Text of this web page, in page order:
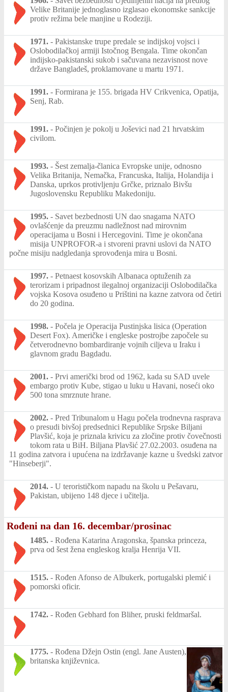
Velike Britanije jednoglasno izglasao ekonomske sankcije
protiv režima bele manjine u Rodeziji.
1971. - Pakistanske trupe predale se indijskoj vojsci i
Oslobodilačkoj armiji Istočnog Bengala. Time okončan
indijsko-pakistanski sukob i sačuvana nezavisnost nove
države Bangladeš, proklamovane u martu 1971.
1991. - Formirana je 155. brigada HV Crikvenica, Opatija,
Senj, Rab.
1991. - Počinjen je pokolj u Joševici nad 21 hrvatskim
civilom.
1993. - Šest zemalja-članica Evropske unije, odnosno
Velika Britanija, Nemačka, Francuska, Italija, Holandija i
Danska, uprkos protivljenju Grčke, priznalo Bivšu
Jugoslovensku Republiku Makedoniju.
1995. - Savet bezbednosti UN dao snagama NATO
ovlašćenje da preuzmu nadležnost nad mirovnim
operacijama u Bosni i Hercegovini. Time je okončana
misija UNPROFOR-a i stvoreni pravni uslovi da NATO
počne misiju nadgledanja sprovođenja mira u Bosni.
1997. - Petnaest kosovskih Albanaca optuženih za
terorizam i pripadnost ilegalnoj organizaciji Oslobodilačka
vojska Kosova osuđeno u Prištini na kazne zatvora od četiri
do 20 godina.
1998. - Počela je Operacija Pustinjska lisica (Operation
Desert Fox). Američke i engleske postrojbe započele su
četverodnevno bombardiranje vojnih ciljeva u Iraku i
glavnom gradu Bagdadu.
2001. - Prvi američki brod od 1962, kada su SAD uvele
embargo protiv Kube, stigao u luku u Havani, noseći oko
500 tona smrznute hrane.
2002. - Pred Tribunalom u Hagu počela trodnevna rasprava
o presudi bivšoj predsednici Republike Srpske Biljani
Plavšić, koja je priznala krivicu za zločine protiv čovečnosti
tokom rata u BiH. Biljana Plavšić 27.02.2003. osuđena na
11 godina zatvora i upućena na izdržavanje kazne u švedski zatvor
"Hinseberji".
2014. - U terorističkom napadu na školu u Pešavaru,
Pakistan, ubijeno 148 djece i učitelja.
Rođeni na dan 16. decembar/prosinac
1485. - Rođena Katarina Aragonska, španska princeza,
prva od šest žena engleskog kralja Henrija VII.
1515. - Rođen Afonso de Albukerk, portugalski plemić i
pomorski oficir.
1742. - Rođen Gebhard fon Bliher, pruski feldmaršal.
1775. - Rođena Džejn Ostin (engl. Jane Austen),
britanska književnica.